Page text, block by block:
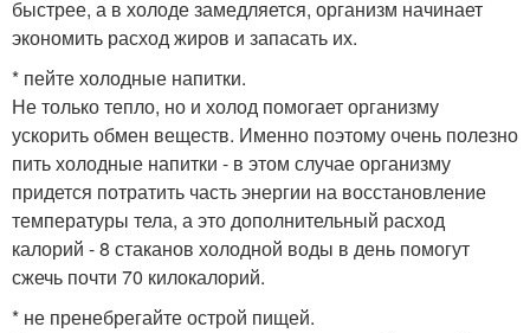
быстрее, а в холоде замедляется, организм начинает
экономить расход жиров и запасать их.
* пейте холодные напитки.
Не только тепло, но и холод помогает организму
ускорить обмен веществ. Именно поэтому очень полезно
пить холодные напитки - в этом случае организму
придется потратить часть энергии на восстановление
температуры тела, а это дополнительный расход
калорий - 8 стаканов холодной воды в день помогут
сжечь почти 70 килокалорий.
* не пренебрегайте острой пищей.